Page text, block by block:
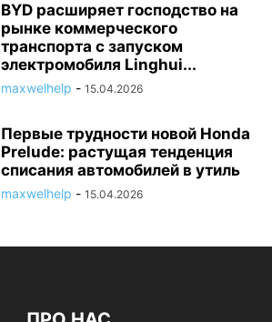
BYD расширяет господство на
рынке коммерческого
транспорта с запуском
электромобиля Linghui...
maxwelhelp - 15.04.2026
Первые трудности новой Honda
Prelude: растущая тенденция
списания автомобилей в утиль
maxwelhelp - 15.04.2026